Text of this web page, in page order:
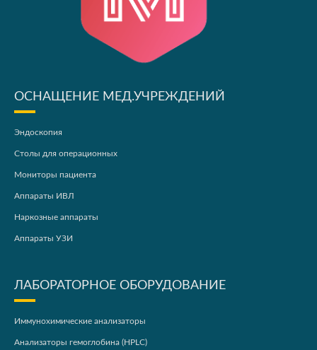
ОСНАЩЕНИЕ МЕД.УЧРЕЖДЕНИЙ
Эндоскопия
Столы для операционных
Мониторы пациента
Аппараты ИВЛ
Наркозные аппараты
Аппараты УЗИ
ЛАБОРАТОРНОЕ ОБОРУДОВАНИЕ
Иммунохимические анализаторы
Анализаторы гемоглобина (HPLC)